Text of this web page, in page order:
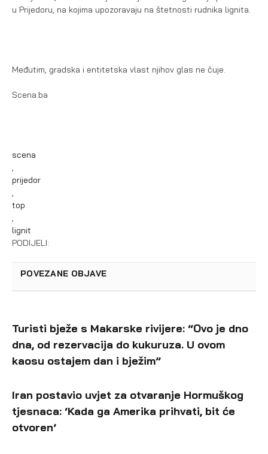
u Prijedoru, na kojima upozoravaju na štetnosti rudnika lignita.
Međutim, gradska i entitetska vlast njihov glas ne čuje.
Scena.ba
scena
,
prijedor
,
top
,
lignit
PODIJELI:
POVEZANE OBJAVE
Turisti bježe s Makarske rivijere: “Ovo je dno
dna, od rezervacija do kukuruza. U ovom
kaosu ostajem dan i bježim”
Iran postavio uvjet za otvaranje Hormuškog
tjesnaca: ‘Kada ga Amerika prihvati, bit će
otvoren’